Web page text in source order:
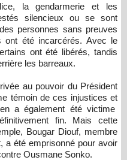
la gendarmerie et les
silencieux ou se sont
personnes sans preuves
ont été incarcérés. Avec le
ont été libérés, tandis
les barreaux.
au pouvoir du Président
témoin de ces injustices et
a également été victime
fin. Mais cette
Bougar Diouf, membre
a été emprisonné pour avoir
Ousmane Sonko.